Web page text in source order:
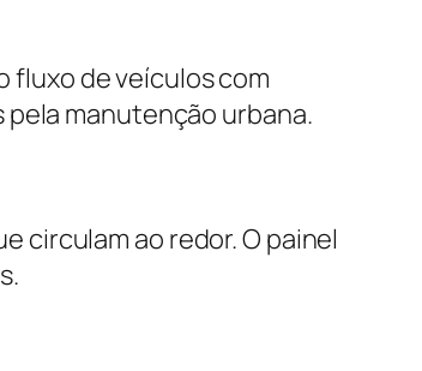
fluxo de veículos com
manutenção urbana.
circulam ao redor. O painel